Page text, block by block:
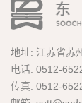
地址: 江苏省苏
电话: 0512-
传真: 0512-